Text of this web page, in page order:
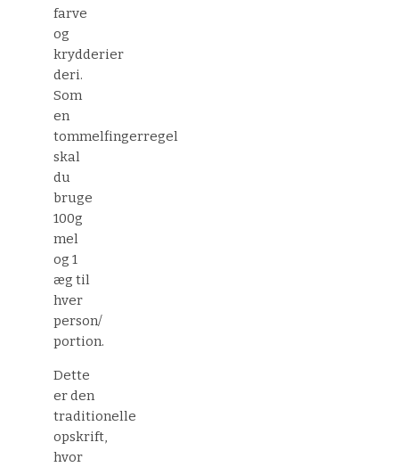
farve
og
krydderier
deri.
Som
en
tommelfingerregel
skal
du
bruge
100g
mel
og 1
æg til
hver
person/
portion.
Dette
er den
traditionelle
opskrift,
hvor